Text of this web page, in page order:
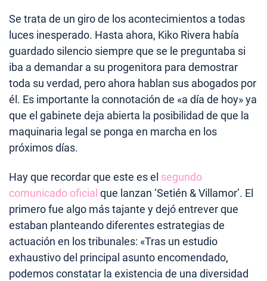
Se trata de un giro de los acontecimientos a todas
luces inesperado. Hasta ahora, Kiko Rivera había
guardado silencio siempre que se le preguntaba si
iba a demandar a su progenitora para demostrar
toda su verdad, pero ahora hablan sus abogados por
él. Es importante la connotación de «a día de hoy» ya
que el gabinete deja abierta la posibilidad de que la
maquinaria legal se ponga en marcha en los
próximos días.
Hay que recordar que este es el segundo
comunicado oficial que lanzan ‘Setién & Villamor’. El
primero fue algo más tajante y dejó entrever que
estaban planteando diferentes estrategias de
actuación en los tribunales: «Tras un estudio
exhaustivo del principal asunto encomendado,
podemos constatar la existencia de una diversidad